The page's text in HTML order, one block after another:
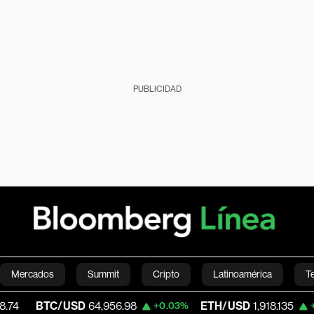
PUBLICIDAD
Mercados Summit Cripto Latinoamérica
Economía Estilo de vida Mundo Videos
USD 64,956.98 +0.03% ETH/USD 1,918.135 +0.22%